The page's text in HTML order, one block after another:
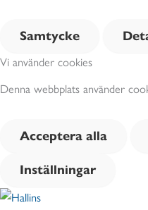
Samtycke
Vi använder cookies
Denna webbplats använder
Acceptera alla
Inställningar
Hoppa